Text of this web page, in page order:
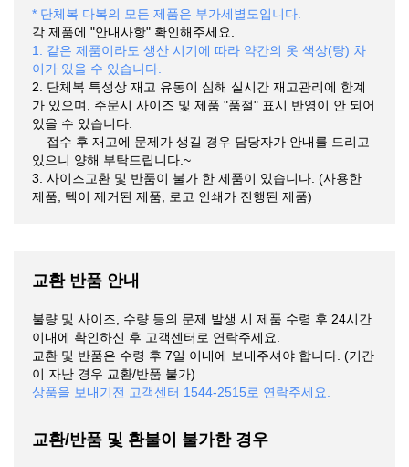
* 단체복 다복의 모든 제품은 부가세별도입니다.
각 제품에 "안내사항" 확인해주세요.
1. 같은 제품이라도 생산 시기에 따라 약간의 옷 색상(탕) 차
이가 있을 수 있습니다.
2. 단체복 특성상 재고 유동이 심해 실시간 재고관리에 한계
가 있으며, 주문시 사이즈 및 제품 "품절" 표시 반영이 안 되어
있을 수 있습니다.
접수 후 재고에 문제가 생길 경우 담당자가 안내를 드리고
있으니 양해 부탁드립니다.~
3. 사이즈교환 및 반품이 불가 한 제품이 있습니다. (사용한
제품, 텍이 제거된 제품, 로고 인쇄가 진행된 제품)
교환 반품 안내
불량 및 사이즈, 수량 등의 문제 발생 시 제품 수령 후 24시간
이내에 확인하신 후 고객센터로 연락주세요.
교환 및 반품은 수령 후 7일 이내에 보내주셔야 합니다. (기간
이 자난 경우 교환/반품 불가)
상품을 보내기전 고객센터 1544-2515로 연락주세요.
교환/반품 및 환불이 불가한 경우